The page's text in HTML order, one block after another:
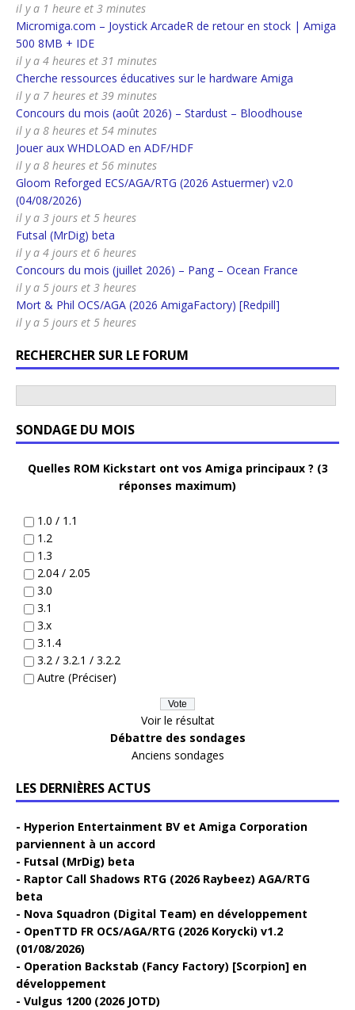
il y a 1 heure et 3 minutes
Micromiga.com – Joystick ArcadeR de retour en stock | Amiga
500 8MB + IDE
il y a 4 heures et 31 minutes
Cherche ressources éducatives sur le hardware Amiga
il y a 7 heures et 39 minutes
Concours du mois (août 2026) – Stardust – Bloodhouse
il y a 8 heures et 54 minutes
Jouer aux WHDLOAD en ADF/HDF
il y a 8 heures et 56 minutes
Gloom Reforged ECS/AGA/RTG (2026 Astuermer) v2.0
(04/08/2026)
il y a 3 jours et 5 heures
Futsal (MrDig) beta
il y a 4 jours et 6 heures
Concours du mois (juillet 2026) – Pang – Ocean France
il y a 5 jours et 3 heures
Mort & Phil OCS/AGA (2026 AmigaFactory) [Redpill]
il y a 5 jours et 5 heures
RECHERCHER SUR LE FORUM
SONDAGE DU MOIS
Quelles ROM Kickstart ont vos Amiga principaux ? (3
réponses maximum)
1.0 / 1.1
1.2
1.3
2.04 / 2.05
3.0
3.1
3.x
3.1.4
3.2 / 3.2.1 / 3.2.2
Autre (Préciser)
Voir le résultat
Débattre des sondages
Anciens sondages
LES DERNIÈRES ACTUS
Hyperion Entertainment BV et Amiga Corporation
parviennent à un accord
Futsal (MrDig) beta
Raptor Call Shadows RTG (2026 Raybeez) AGA/RTG
beta
Nova Squadron (Digital Team) en développement
OpenTTD FR OCS/AGA/RTG (2026 Korycki) v1.2
(01/08/2026)
Operation Backstab (Fancy Factory) [Scorpion] en
développement
Vulgus 1200 (2026 JOTD)